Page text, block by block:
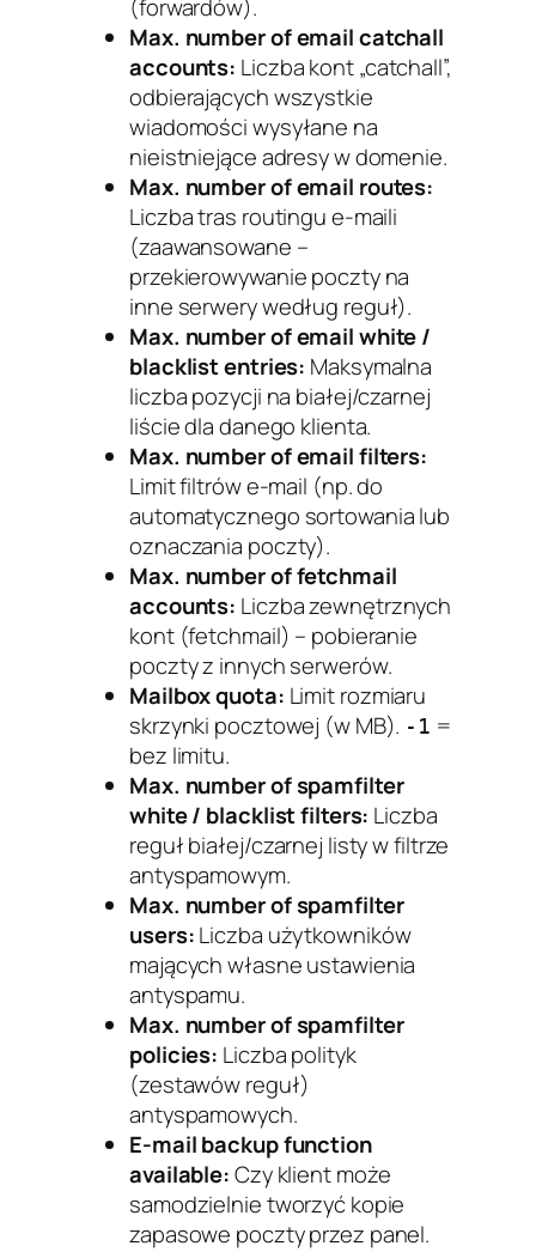
(forwardów).
Max. number of email catchall
accounts: Liczba kont „catchall”,
odbierających wszystkie
wiadomości wysyłane na
nieistniejące adresy w domenie.
Max. number of email routes:
Liczba tras routingu e-maili
(zaawansowane –
przekierowywanie poczty na
inne serwery według reguł).
Max. number of email white /
blacklist entries: Maksymalna
liczba pozycji na białej/czarnej
liście dla danego klienta.
Max. number of email filters:
Limit filtrów e-mail (np. do
automatycznego sortowania lub
oznaczania poczty).
Max. number of fetchmail
accounts: Liczba zewnętrznych
kont (fetchmail) – pobieranie
poczty z innych serwerów.
Mailbox quota: Limit rozmiaru
skrzynki pocztowej (w MB). -1 =
bez limitu.
Max. number of spamfilter
white / blacklist filters: Liczba
reguł białej/czarnej listy w filtrze
antyspamowym.
Max. number of spamfilter
users:Liczba użytkowników
mających własne ustawienia
antyspamu.
Max. number of spamfilter
policies: Liczba polityk
(zestawów reguł)
antyspamowych.
E-mail backup function
available:Czy klient może
samodzielnie tworzyć kopie
zapasowe poczty przez panel.